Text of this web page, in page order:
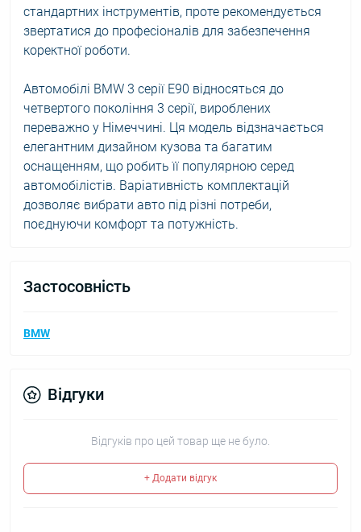
стандартних інструментів, проте рекомендується
звертатися до професіоналів для забезпечення
коректної роботи.
Автомобілі BMW 3 серії E90 відносяться до
четвертого покоління 3 серії, вироблених
переважно у Німеччині. Ця модель відзначається
елегантним дизайном кузова та багатим
оснащенням, що робить її популярною серед
автомобілістів. Варіативність комплектацій
дозволяє вибрати авто під різні потреби,
поєднуючи комфорт та потужність.
Застосовність
BMW
Відгуки
Відгуків про цей товар ще не було.
+ Додати відгук